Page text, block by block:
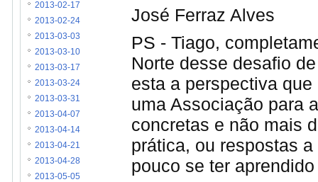
José Ferraz Alves
PS - Tiago,
Norte desse desafio
esta a perspectiva
uma Associação para
concretas e não mais
prática, ou respostas
pouco se ter
2013-02-17
2013-02-24
2013-03-03
2013-03-10
2013-03-17
2013-03-24
2013-03-31
2013-04-07
2013-04-14
2013-04-21
2013-04-28
2013-05-05